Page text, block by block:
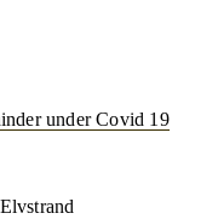
under Covid 19